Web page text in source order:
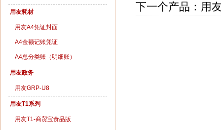
用友耗材
用友A4凭证封面
A4金额记账凭证
A4总分类账（明细账）
用友政务
用友GRP-U8
用友T1系列
用友T1-商贸宝食品版
下一个产品： 用